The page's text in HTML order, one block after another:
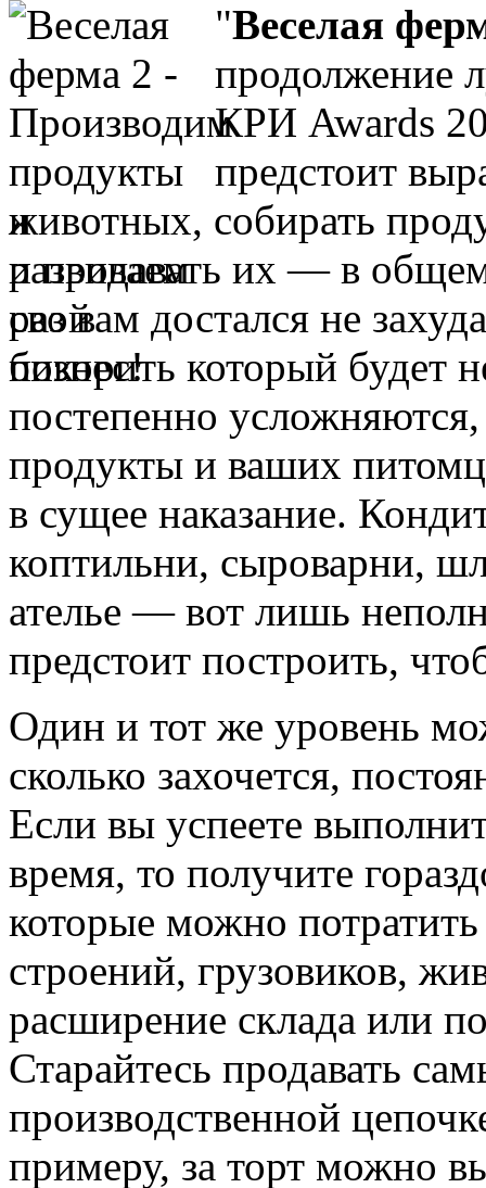
"Веселая
продолжение
КРИ Awards
предстоит
животных, собирать
и продавать их — в
раз вам достался не
покорить который будет
постепенно
продукты и ваших
в сущее наказание.
коптильни, сыроварни,
ателье — вот лишь
предстоит построить,
Один и тот же уровень
сколько захочется,
Если вы успеете
время, то получите
которые можно
строений, грузовиков,
расширение склада или
Старайтесь продавать
производственной
примеру, за торт можно